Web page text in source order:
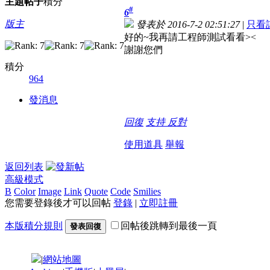
版主
積分
964
發消息
6#
發表於 2016-7-2 02:51:27 | 只看
好的~我再請工程師測試看看><
謝謝您們
回復 支持 反對
使用道具 舉報
返回列表
高級模式
B Color Image Link Quote Code Smilies
您需要登錄後才可以回帖 登錄 | 立即註冊
本版積分規則 發表回復 回帖後跳轉到最後一頁
|網站地圖